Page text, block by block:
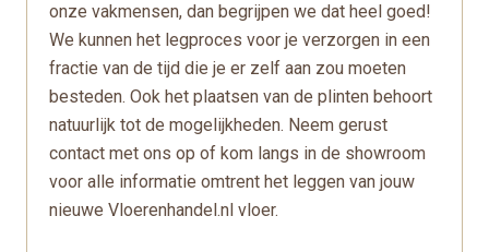
onze vakmensen, dan begrijpen we dat heel goed!
We kunnen het legproces voor je verzorgen in een
fractie van de tijd die je er zelf aan zou moeten
besteden. Ook het plaatsen van de plinten behoort
natuurlijk tot de mogelijkheden. Neem gerust
contact met ons op of kom langs in de showroom
voor alle informatie omtrent het leggen van jouw
nieuwe Vloerenhandel.nl vloer.